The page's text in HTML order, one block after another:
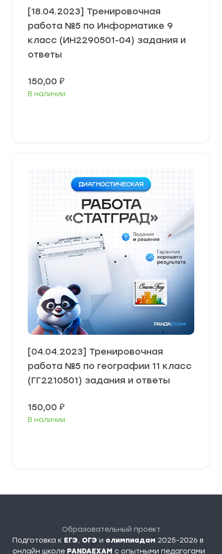
[18.04.2023] Тренировочная
работа №5 по Информатике 9
класс (ИН2290501-04) задания и
ответы
150,00 ₽
В наличии
[04.04.2023] Тренировочная
работа №5 по географии 11 класс
(ГГ2210501) задания и ответы
150,00 ₽
В наличии
Образовательный проект
Подготовка к ЕГЭ, ОГЭ и олимпиадам 2025-2026 в
онлайн школе PANDAEXAM c опытными педагогами